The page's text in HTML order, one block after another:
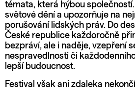
témata, která hýbou
světové dění a upozorňuje na
porušování lidských práv. Do
České republice každoročně
bezpráví, ale i naděje, vzepření
nespravedlnosti či
lepší budoucnost.
Festival však ani zdaleka